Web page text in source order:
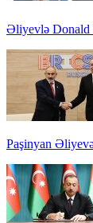
Əliyevlə Donald
Paşinyan